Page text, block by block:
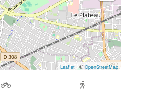
Leaflet | ©OpenStreetMap